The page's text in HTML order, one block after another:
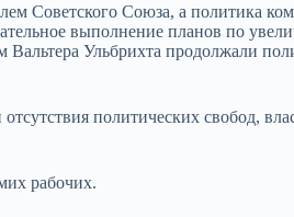
Советского Союза, а политика
выполнение планов по
Вальтера Ульбрихта продолжали
политических свобод,
рабочих.